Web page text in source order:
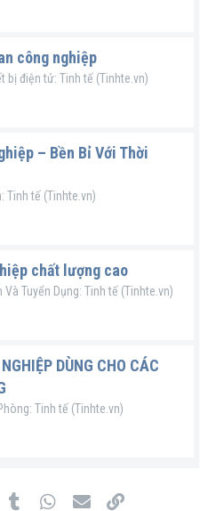
công nghiệp
bị điện tử: Tinh tế (Tinhte.vn)
– Bền Bỉ Với Thời
Tinh tế (Tinhte.vn)
chất lượng cao
Và Tuyển Dụng: Tinh tế (Tinhte.vn)
DÙNG CHO CÁC
Tinh tế (Tinhte.vn)
PinterestTumblr WhatsApp
Email